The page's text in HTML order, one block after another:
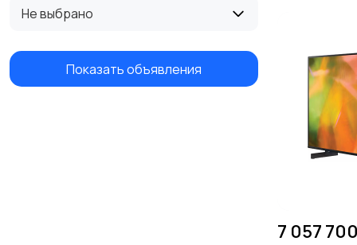
Не выбрано
Показать объявления
7 057